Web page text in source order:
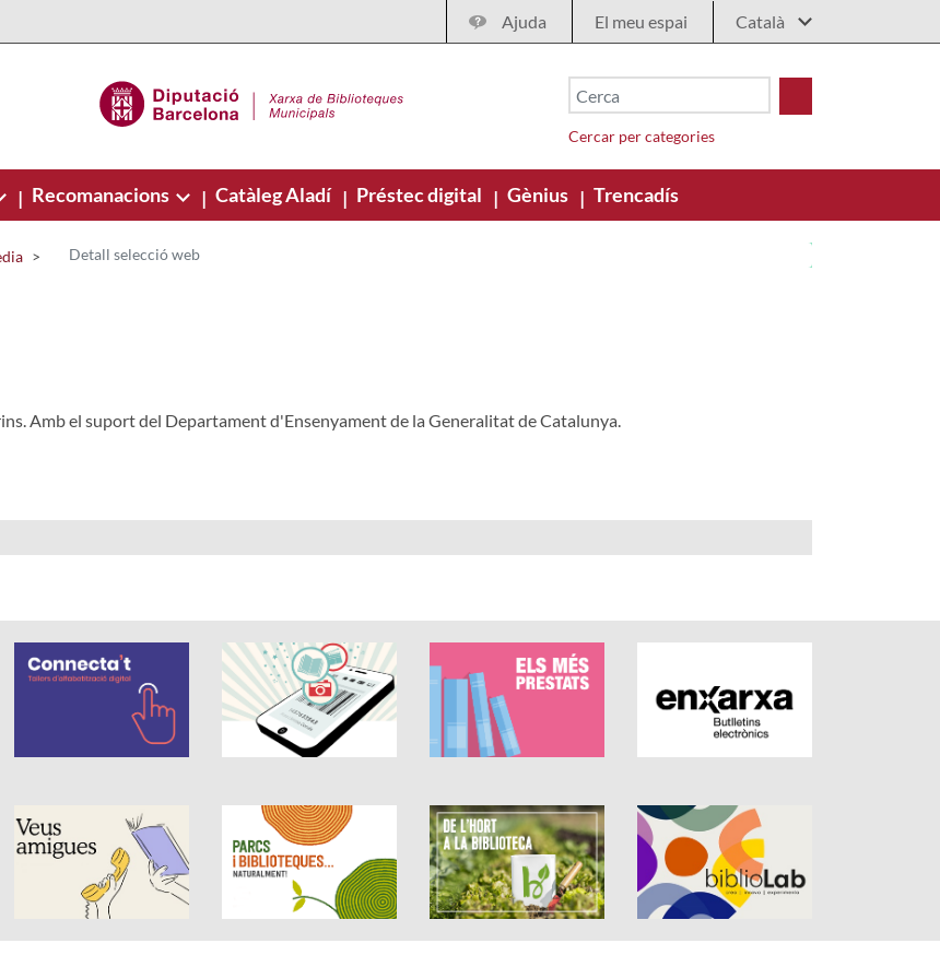
Ajuda El meu espai
Cercar per categories
| Recomanacions | Catàleg Aladí | Préstec digital | Gènius | Trencadís
Detall selecció web
Amb el suport del Departament d'Ensenyament de la Generalitat de Catalunya.
estrelles de 5.